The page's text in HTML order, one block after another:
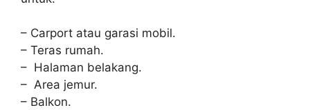
– Carport atau garasi mobil.
– Teras rumah.
– Halaman belakang.
– Area jemur.
– Balkon.